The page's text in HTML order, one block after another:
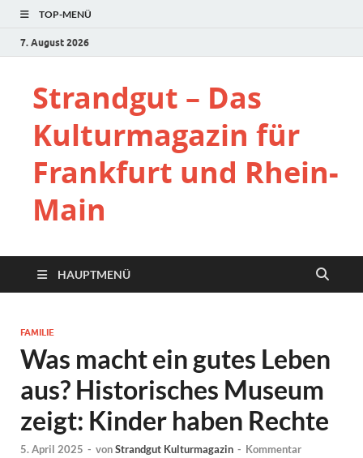
TOP-MENÜ
7. August 2026
Strandgut – Das
Kulturmagazin für
Frankfurt und Rhein-
Main
HAUPTMENÜ
FAMILIE
Was macht ein gutes Leben
aus? Historisches Museum
zeigt: Kinder haben Rechte
5. April 2025 - vonStrandgut Kulturmagazin - Kommentar